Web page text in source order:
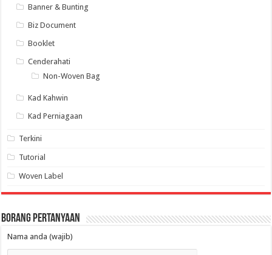
Banner & Bunting
Biz Document
Booklet
Cenderahati
Non-Woven Bag
Kad Kahwin
Kad Perniagaan
Terkini
Tutorial
Woven Label
Borang Pertanyaan
Nama anda (wajib)